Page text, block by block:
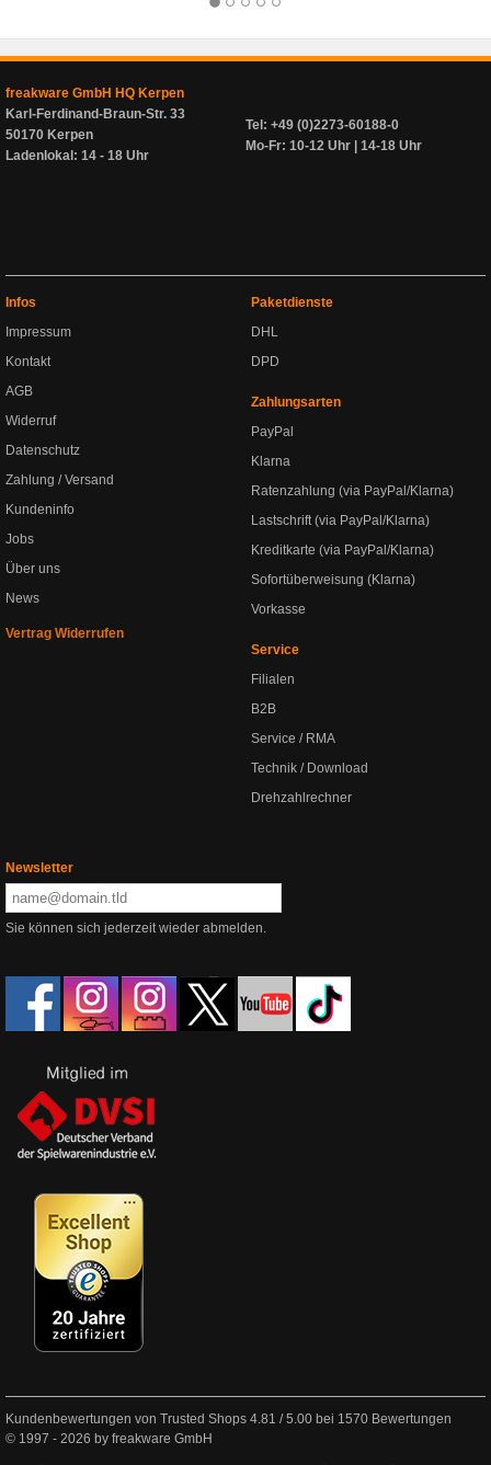
freakware GmbH HQ Kerpen
Karl-Ferdinand-Braun-Str. 33
50170 Kerpen
Ladenlokal: 14 - 18 Uhr
Tel: +49 (0)2273-60188-0
Mo-Fr: 10-12 Uhr | 14-18 Uhr
Infos
Impressum
Kontakt
AGB
Widerruf
Datenschutz
Zahlung / Versand
Kundeninfo
Jobs
Über uns
News
Vertrag Widerrufen
Paketdienste
DHL
DPD
Zahlungsarten
PayPal
Klarna
Ratenzahlung (via PayPal/Klarna)
Lastschrift (via PayPal/Klarna)
Kreditkarte (via PayPal/Klarna)
Sofortüberweisung (Klarna)
Vorkasse
Service
Filialen
B2B
Service / RMA
Technik / Download
Drehzahlrechner
Newsletter
Sie können sich jederzeit wieder abmelden.
Kundenbewertungen von Trusted Shops 4.81 /5.00 bei 1570 Bewertungen
© 1997 - 2026 by freakware GmbH